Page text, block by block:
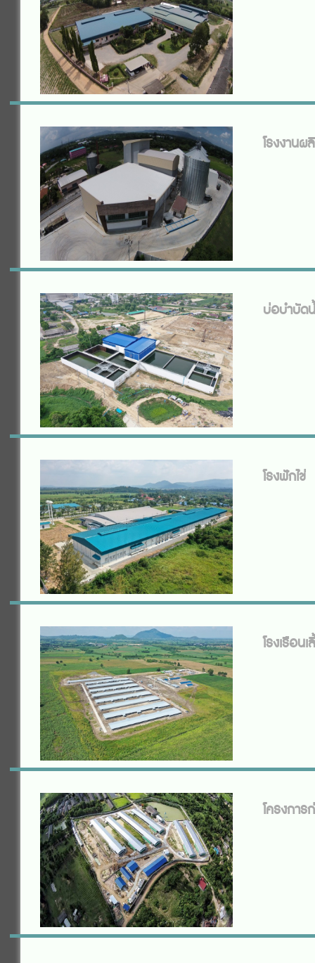
โรงงานผ
บ่อบำบัด
โรงฟักไข่
โรงเรือน
โครงการ